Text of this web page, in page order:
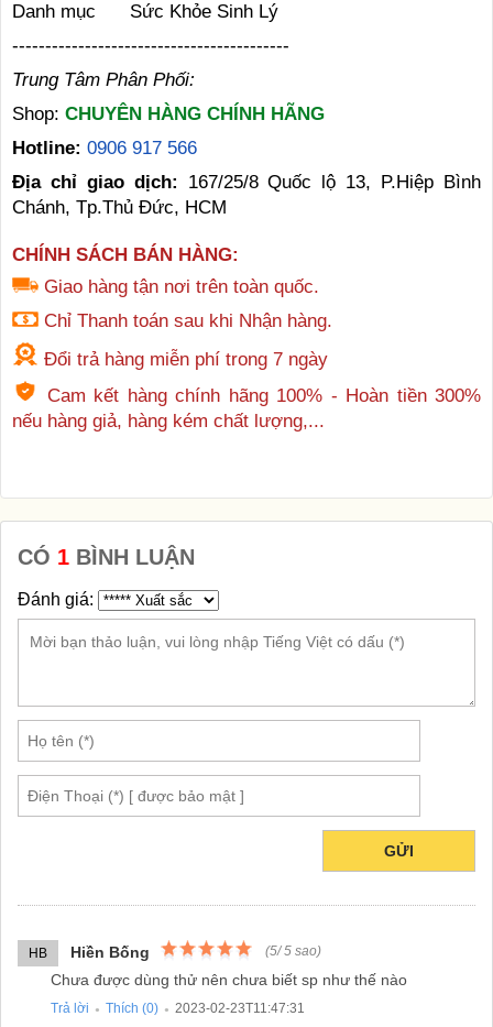
Danh mục
Sức Khỏe Sinh Lý
------------------------------------------
Trung Tâm Phân Phối:
Shop: CHUYÊN HÀNG CHÍNH HÃNG
Hotline: 0906 917 566
Địa chỉ giao dịch: 167/25/8 Quốc lộ 13, P.Hiệp Bình
Chánh, Tp.Thủ Đức, HCM
CHÍNH SÁCH BÁN HÀNG:
Giao hàng tận nơi trên toàn quốc.
Chỉ Thanh toán sau khi Nhận hàng.
Đổi trả hàng miễn phí trong 7 ngày
Cam kết hàng chính hãng 100% - Hoàn tiền 300%
nếu hàng giả, hàng kém chất lượng,...
CÓ 1 BÌNH LUẬN
Đánh giá:
GỬI
HB Hiền Bống (5/5 sao)
Chưa được dùng thử nên chưa biết sp như thế nào
Trả lời ● Thích (0) ● 2023-02-23T11:47:31